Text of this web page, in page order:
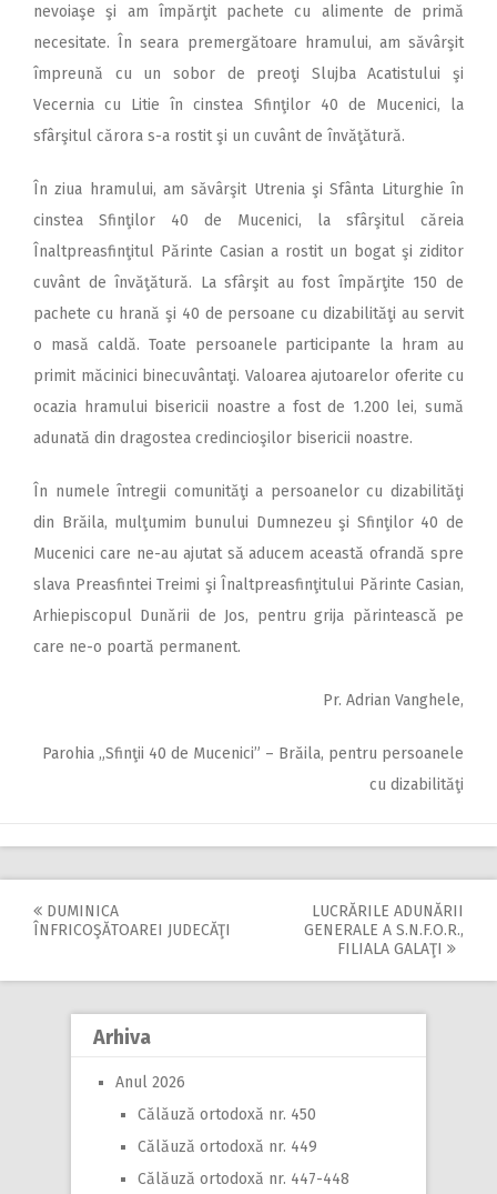
nevoiaşe şi am împărţit pachete cu alimente de primă
necesitate. În seara premergătoare hramului, am săvârşit
împreună cu un sobor de preoţi Slujba Acatistului şi
Vecernia cu Litie în cinstea Sfinţilor 40 de Mucenici, la
sfârşitul cărora s-a rostit şi un cuvânt de învăţătură.
În ziua hramului, am săvârşit Utrenia şi Sfânta Liturghie în
cinstea Sfinţilor 40 de Mucenici, la sfârşitul căreia
Înaltpreasfinţitul Părinte Casian a rostit un bogat şi ziditor
cuvânt de învăţătură. La sfârşit au fost împărţite 150 de
pachete cu hrană şi 40 de persoane cu dizabilităţi au servit
o masă caldă. Toate persoanele participante la hram au
primit măcinici binecuvântaţi. Valoarea ajutoarelor oferite cu
ocazia hramului bisericii noastre a fost de 1.200 lei, sumă
adunată din dragostea credincioşilor bisericii noastre.
În numele întregii comunităţi a persoanelor cu dizabilităţi
din Brăila, mulţumim bunului Dumnezeu şi Sfinţilor 40 de
Mucenici care ne-au ajutat să aducem această ofrandă spre
slava Preasfintei Treimi şi Înaltpreasfinţitului Părinte Casian,
Arhiepiscopul Dunării de Jos, pentru grija părintească pe
care ne-o poartă permanent.
Pr. Adrian Vanghele,
Parohia „Sfinţii 40 de Mucenici” – Brăila, pentru persoanele
cu dizabilităţi
Post
navigation
DUMINICA
ÎNFRICOŞĂTOAREI JUDECĂŢI
LUCRĂRILE ADUNĂRII
GENERALE A S.N.F.O.R.,
FILIALA GALAŢI
Arhiva
Anul 2026
Călăuză ortodoxă nr. 450
Călăuză ortodoxă nr. 449
Călăuză ortodoxă nr. 447-448